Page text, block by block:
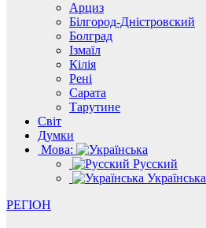
Арциз
Білгород-Дністровский
Болград
Ізмаїл
Кілія
Рені
Сарата
Тарутине
Світ
Думки
Мова:
Русский
Українська
РЕГІОН